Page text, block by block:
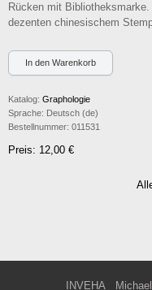
Rücken mit
dezenten chinesischem
Katalog: Graphologie
Sprache: Deutsch (de)
Bestellnummer: 011531
Preis: 12,00 €
INVEHA